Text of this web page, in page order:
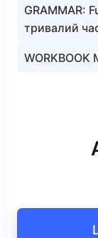
GRAMMAR:
тривалий
WORKBOOK